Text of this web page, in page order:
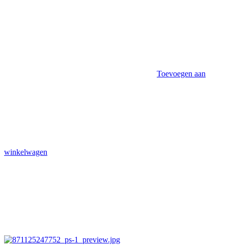
Toevoegen aan
winkelwagen